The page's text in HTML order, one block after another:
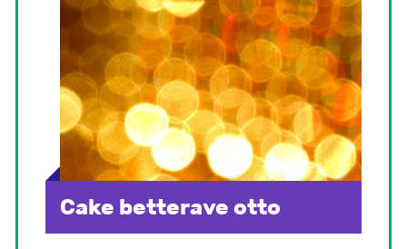
Cake betterave otto